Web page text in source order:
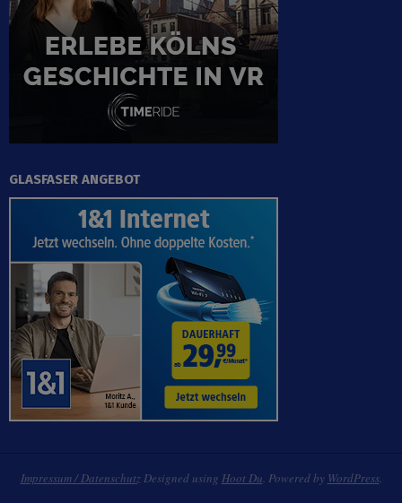
GLASFASER ANGEBOT
Impressum / DatenschutzDesigned using Hoot Du. Powered by WordPress.